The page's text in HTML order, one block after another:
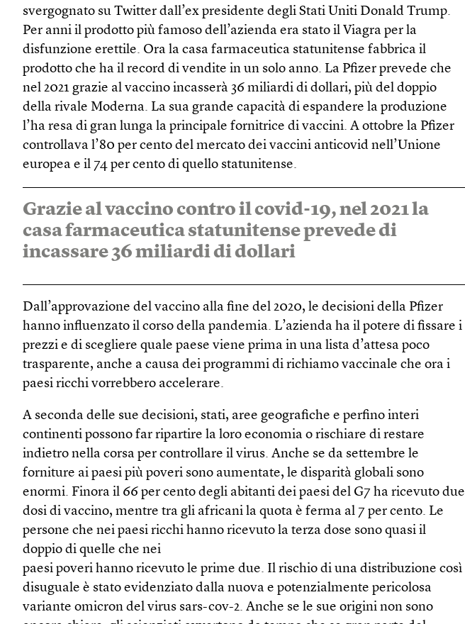
svergognato su Twitter dall’ex presidente degli Stati Uniti Donald Trump.
Per anni il prodotto più famoso dell’azienda era stato il Viagra per la
disfunzione erettile. Ora la casa farmaceutica statunitense fabbrica il
prodotto che ha il record di vendite in un solo anno. La Pfizer prevede che
nel 2021 grazie al vaccino incasserà 36 miliardi di dollari, più del doppio
della rivale Moderna. La sua grande capacità di espandere la produzione
l’ha resa di gran lunga la principale fornitrice di vaccini. A ottobre la Pfizer
controllava l’80 per cento del mercato dei vaccini anticovid nell’Unione
europea e il 74 per cento di quello statunitense.
Grazie al vaccino contro il covid-19, nel 2021 la
casa farmaceutica statunitense prevede di
incassare 36 miliardi di dollari
Dall’approvazione del vaccino alla fine del 2020, le decisioni della Pfizer
hanno influenzato il corso della pandemia. L’azienda ha il potere di fissare i
prezzi e di scegliere quale paese viene prima in una lista d’attesa poco
trasparente, anche a causa dei programmi di richiamo vaccinale che ora i
paesi ricchi vorrebbero accelerare.
A seconda delle sue decisioni, stati, aree geografiche e perfino interi
continenti possono far ripartire la loro economia o rischiare di restare
indietro nella corsa per controllare il virus. Anche se da settembre le
forniture ai paesi più poveri sono aumentate, le disparità globali sono
enormi. Finora il 66 per cento degli abitanti dei paesi del G7 ha ricevuto due
dosi di vaccino, mentre tra gli africani la quota è ferma al 7 per cento. Le
persone che nei paesi ricchi hanno ricevuto la terza dose sono quasi il
doppio di quelle che nei
paesi poveri hanno ricevuto le prime due. Il rischio di una distribuzione così
disuguale è stato evidenziato dalla nuova e potenzialmente pericolosa
variante omicron del virus sars-cov-2. Anche se le sue origini non sono